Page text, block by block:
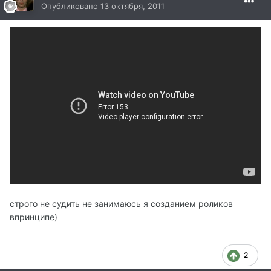
Опубликовано 13 октября, 2011
строго не судить не занимаюсь я созданием роликов
впринципе)
2